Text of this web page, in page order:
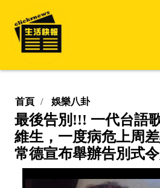
首頁 娛樂八卦
最後告別!!! 一代台語
維生，一度病危上周
常德宣布舉辦告別式